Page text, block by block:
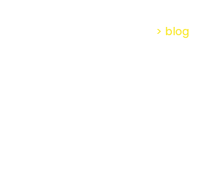
> blog